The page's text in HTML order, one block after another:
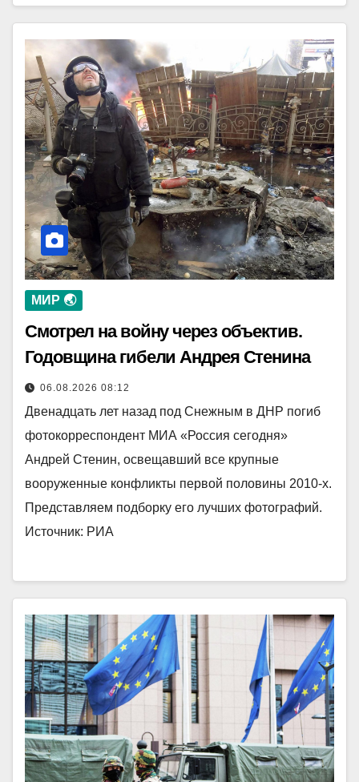
МИР 🌏
Смотрел на войну через объектив.
Годовщина гибели Андрея Стенина
06.08.2026 08:12
Двенадцать лет назад под Снежным в ДНР погиб
фотокорреспондент МИА «Россия сегодня»
Андрей Стенин, освещавший все крупные
вооруженные конфликты первой половины 2010-х.
Представляем подборку его лучших фотографий.
Источник: РИА